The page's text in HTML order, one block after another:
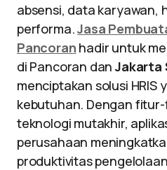
absensi, data karyawan,
performa.Jasa
Pancoran hadir untuk
di Pancoran danJakarta
menciptakan solusi HRIS
kebutuhan. Dengan
teknologi mutakhir,
perusahaan
produktivitas